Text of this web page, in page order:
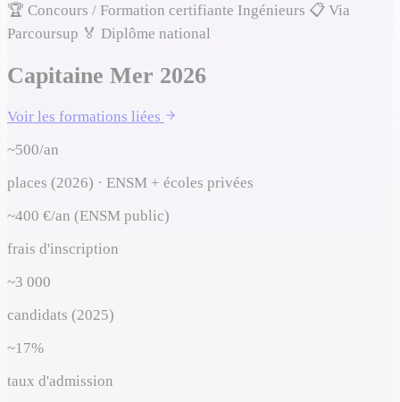
🏆 Concours / Formation certifiante Ingénieurs 📋 Via
Parcoursup 🏅 Diplôme national
Capitaine Mer 2026
Voir les formations liées
~500/an
places (2026) · ENSM + écoles privées
~400 €/an (ENSM public)
frais d'inscription
~3 000
candidats (2025)
~17%
taux d'admission